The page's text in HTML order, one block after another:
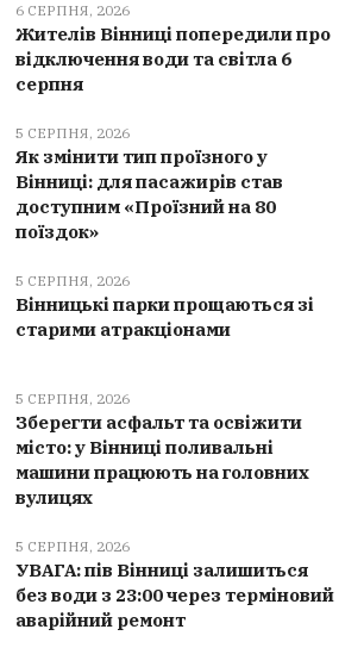
6 СЕРПНЯ, 2026
Жителів Вінниці попередили про
відключення води та світла 6
серпня
5 СЕРПНЯ, 2026
Як змінити тип проїзного у
Вінниці: для пасажирів став
доступним «Проїзний на 80
поїздок»
5 СЕРПНЯ, 2026
Вінницькі парки прощаються зі
старими атракціонами
5 СЕРПНЯ, 2026
Зберегти асфальт та освіжити
місто: у Вінниці поливальні
машини працюють на головних
вулицях
5 СЕРПНЯ, 2026
УВАГА: пів Вінниці залишиться
без води з 23:00 через терміновий
аварійний ремонт